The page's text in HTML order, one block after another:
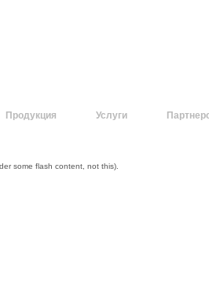
Продукция Услуги
some flash content, not this).